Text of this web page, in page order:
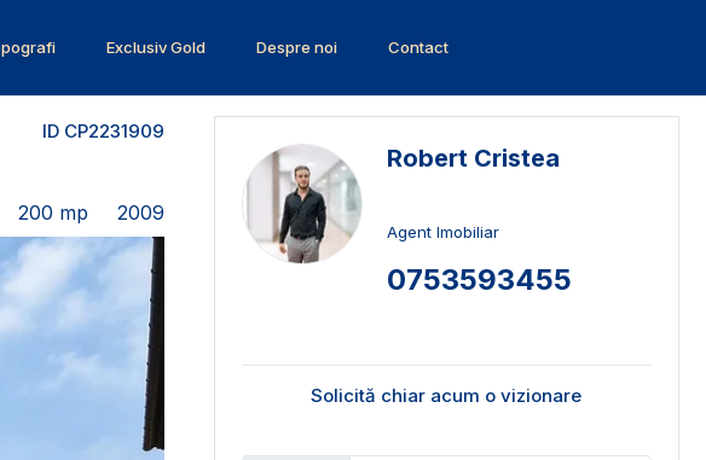
Exclusiv Gold Despre noi Contact
ID CP2231909
200 mp 2009
Robert Cristea
Agent Imobiliar
0753593455
Solicită chiar acum o vizionare